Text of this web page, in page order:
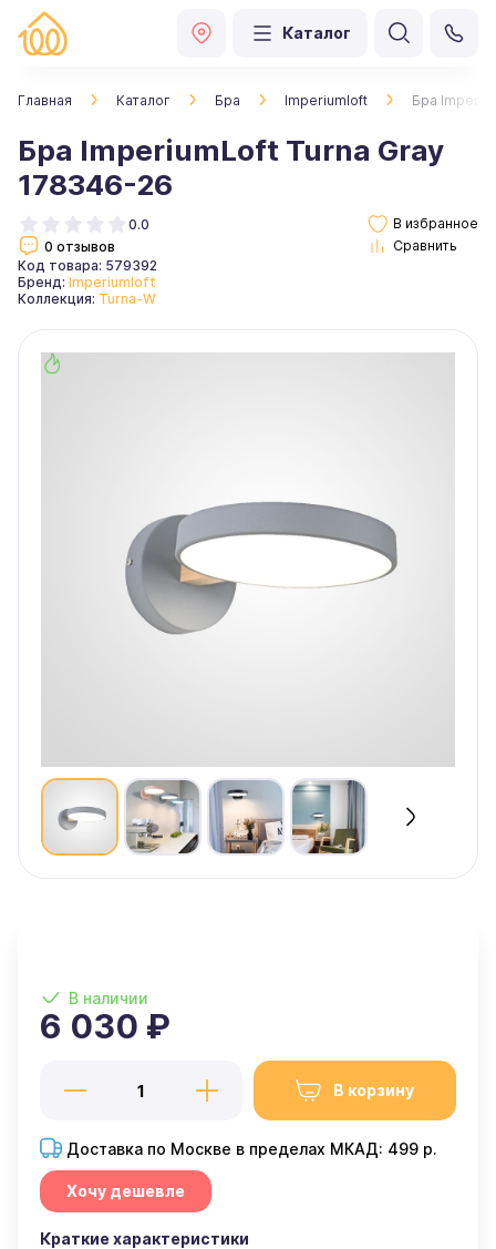
Каталог
Главная Каталог Бра Imperiumloft Бра
Бра ImperiumLoft Turna Gray
178346-26
0.0
0 отзывов
Код товара: 579392
Бренд: Imperiumloft
Коллекция: Turna-W
В наличии
6 030 ₽
В корзину
Доставка по Москве в пределах МКАД: 499 р.
Хочу дешевле
Краткие характеристики